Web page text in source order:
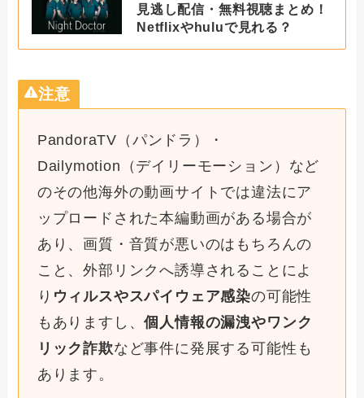
見逃し配信・無料視聴まとめ！
Netflixやhuluで見れる？
注意
PandoraTV（パンドラ）・
Dailymotion（デイリーモーション）など
のその他海外の動画サイトでは違法にア
ップロードされた本編動画がある場合が
あり、画質・音質が悪いのはもちろんの
こと、外部リンクへ誘導されることによ
り ウィルスやスパイウェア感染の可能性
もありますし、個人情報の漏洩やワンク
リック詐欺など事件に発展する可能性も
あります。